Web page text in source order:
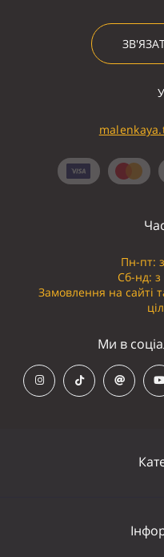
Пн-пт:
Сб-нд: з
Замовлення на сайті
Ми в